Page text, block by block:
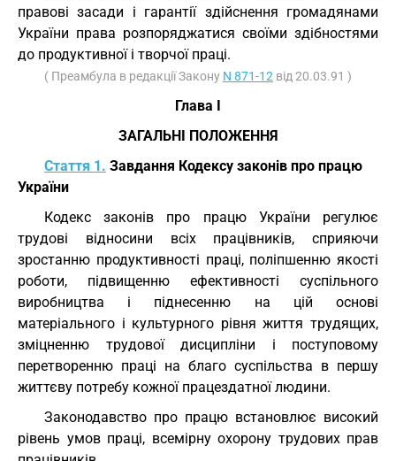
правові засади і гарантії здійснення громадянами
України права розпоряджатися своїми здібностями
до продуктивної і творчої праці.
( Преамбула в редакції Закону N 871-12 від 20.03.91 )
Глава I
ЗАГАЛЬНІ ПОЛОЖЕННЯ
Стаття 1. Завдання Кодексу законів про працю
України
Кодекс законів про працю України регулює
трудові відносини всіх працівників, сприяючи
зростанню продуктивності праці, поліпшенню якості
роботи, підвищенню ефективності суспільного
виробництва і піднесенню на цій основі
матеріального і культурного рівня життя трудящих,
зміцненню трудової дисципліни і поступовому
перетворенню праці на благо суспільства в першу
життєву потребу кожної працездатної людини.
Законодавство про працю встановлює високий
рівень умов праці, всемірну охорону трудових прав